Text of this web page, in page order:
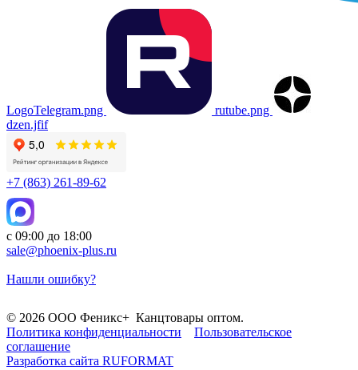
LogoTelegram.png
rutube.png
dzen.jfif
+7 (863) 261-89-62
с 09:00 до 18:00
sale@phoenix-plus.ru
Нашли ошибку?
© 2026 ООО Феникс+ Канцтовары оптом.
Политика конфиденциальности
Пользовательское
соглашение
Разработка сайта RUFORMAT